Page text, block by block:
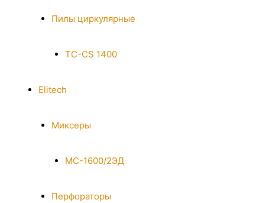
Пилы циркулярные
TC-CS 1400
Elitech
Миксеры
МС-1600/2ЭД
Перфораторы